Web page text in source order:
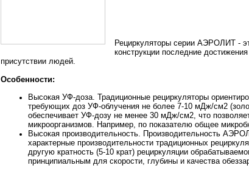
Рециркуляторы серии АЭРОЛИТ -
конструкции последние
присутствии людей.
Особенности:
Высокая УФ-доза. Традиционные рециркуляторы
требующих доз УФ-облучения не более 7-10 мДж/см2
обеспечивает УФ-дозу не менее 30 мДж/см2, что
микроорганизмов. Например, по показателю общее
Высокая производительность. Производительность
характерные производительности традиционных
другую кратность (5-10 крат) рециркуляции
принципиальным для скорости, глубины и качества